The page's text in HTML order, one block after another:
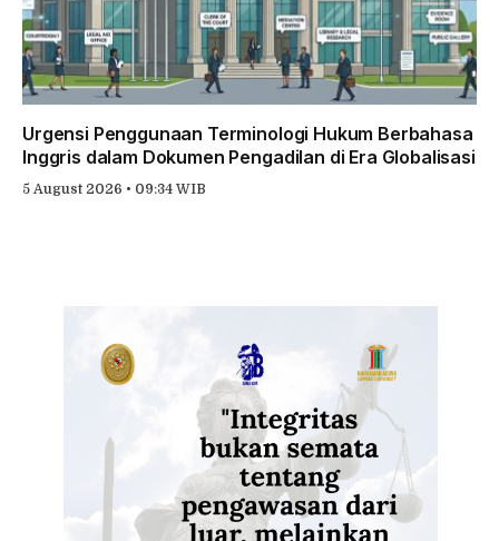
Urgensi Penggunaan Terminologi Hukum Berbahasa
Inggris dalam Dokumen Pengadilan di Era Globalisasi
5 August 2026 • 09:34 WIB